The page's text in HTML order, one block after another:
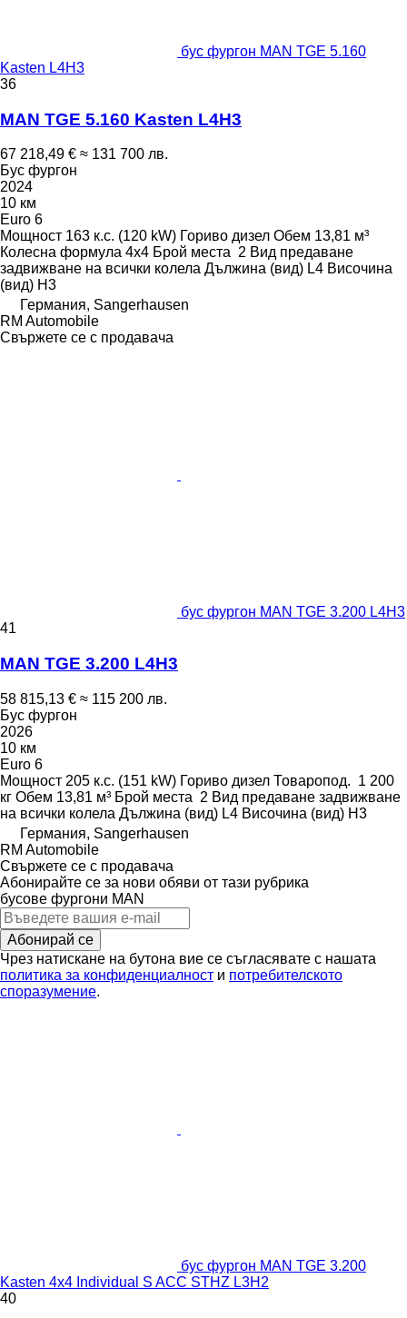
бус фургон MAN TGE 5.160
Kasten L4H3
36
MAN TGE 5.160 Kasten L4H3
67 218,49 € ≈ 131 700 лв.
Бус фургон
2024
10 км
Euro 6
Мощност 163 к.с. (120 kW) Гориво дизел Обем 13,81 м³
Колесна формула 4x4 Брой места 2 Вид предаване
задвижване на всички колела Дължина (вид) L4 Височина
(вид) H3
Германия, Sangerhausen
RM Automobile
Свържете се с продавача
бус фургон MAN TGE 3.200 L4H3
41
MAN TGE 3.200 L4H3
58 815,13 € ≈ 115 200 лв.
Бус фургон
2026
10 км
Euro 6
Мощност 205 к.с. (151 kW) Гориво дизел Товаропод. 1 200
кг Обем 13,81 м³ Брой места 2 Вид предаване задвижване
на всички колела Дължина (вид) L4 Височина (вид) H3
Германия, Sangerhausen
RM Automobile
Свържете се с продавача
Абонирайте се за нови обяви от тази рубрика
бусове фургони MAN
Абонирай се
Чрез натискане на бутона вие се съгласявате с нашата
политика за конфиденциалност и потребителското
споразумение.
бус фургон MAN TGE 3.200
Kasten 4x4 Individual S ACC STHZ L3H2
40